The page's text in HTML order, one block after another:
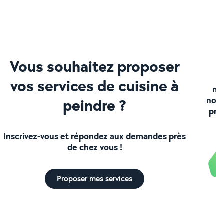
Vous souhaitez proposer
vos services de cuisine à
peindre ?
Inscrivez-vous et répondez aux demandes près
de chez vous !
Proposer mes services